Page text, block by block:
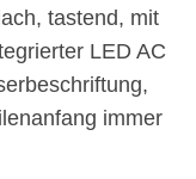
tastend, mit
LED AC
immer